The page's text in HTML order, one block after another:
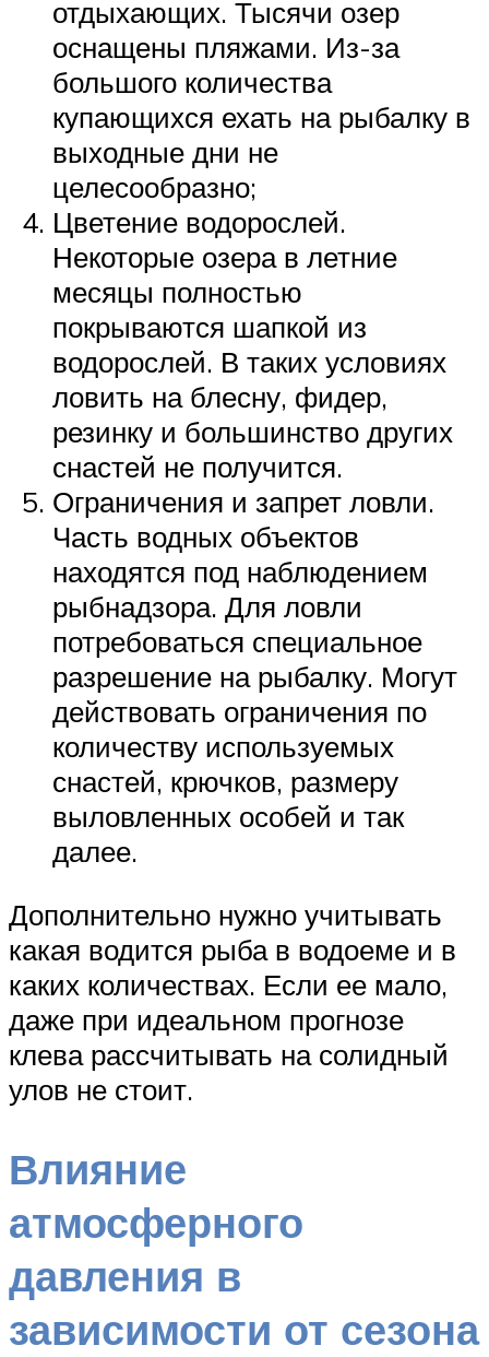
отдыхающих. Тысячи озер
оснащены пляжами. Из-за
большого количества
купающихся ехать на рыбалку в
выходные дни не
целесообразно;
Цветение водорослей.
Некоторые озера в летние
месяцы полностью
покрываются шапкой из
водорослей. В таких условиях
ловить на блесну, фидер,
резинку и большинство других
снастей не получится.
Ограничения и запрет ловли.
Часть водных объектов
находятся под наблюдением
рыбнадзора. Для ловли
потребоваться специальное
разрешение на рыбалку. Могут
действовать ограничения по
количеству используемых
снастей, крючков, размеру
выловленных особей и так
далее.
Дополнительно нужно учитывать
какая водится рыба в водоеме и в
каких количествах. Если ее мало,
даже при идеальном прогнозе
клева рассчитывать на солидный
улов не стоит.
Влияние
атмосферного
давления в
зависимости от сезона